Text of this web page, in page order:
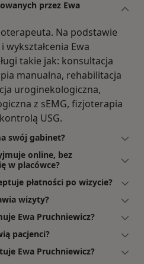
przez Ewa
Na podstawie
Ewa
takie jak: konsultacja
manualna, rehabilitacja
uroginekologiczna,
z sEMG, fizjoterapia
USG.
swój gabinet?
online, bez
w placówce?
płatności po wizycie?
wizyty?
Ewa Pruchniewicz?
pacjenci?
Ewa Pruchniewicz?